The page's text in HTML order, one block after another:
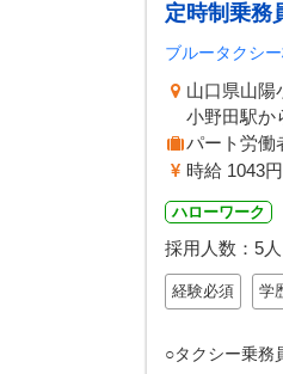
定時制乗務
ブルータクシ
山口県山陽
小野田駅か
パート労働
時給 1043
ハローワーク
採用人数：5人
経験必須 学
○タクシー乗務